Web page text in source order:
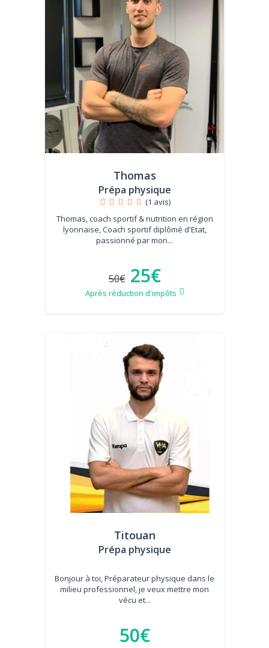
Thomas
Prépa physique
(1 avis)
Thomas, coach sportif & nutrition en région
lyonnaise, Coach sportif diplômé d'Etat,
passionné par mon...
50€ 25€
Après réduction d'impôts
Titouan
Prépa physique
Bonjour à toi, Préparateur physique dans le
milieu professionnel, je veux mettre mon
vécu et...
50€